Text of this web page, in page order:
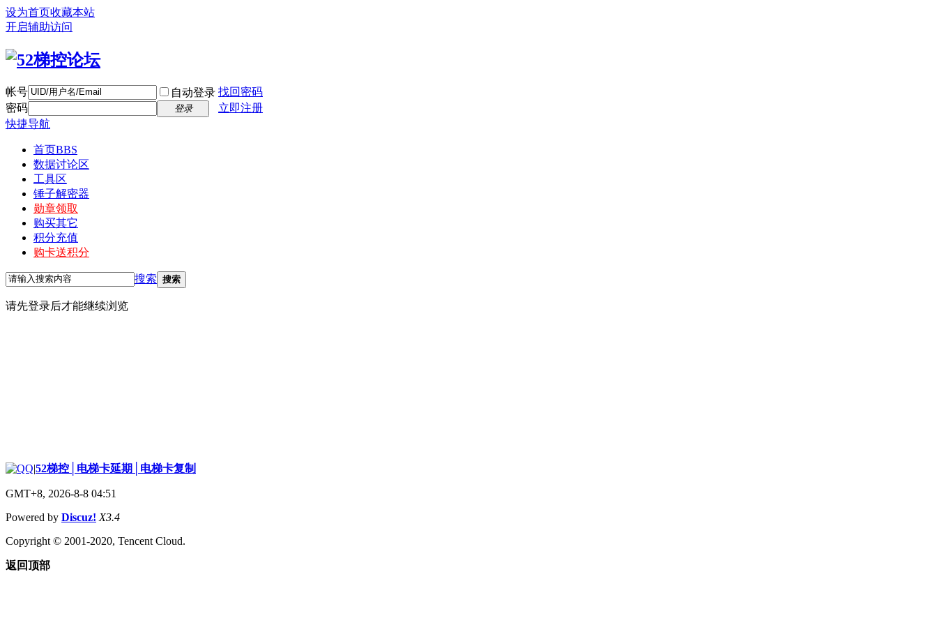
设为首页收藏本站
开启辅助访问
帐号 自动登录 找回密码
密码
登录
立即注册
快捷导航
首页BBS
数据讨论区
工具区
锤子解密器
勋章领取
购买其它
积分充值
购卡送积分
搜索 搜索
请先登录后才能继续浏览
|52梯控│电梯卡延期│电梯卡复制
GMT+8, 2026-8-8 04:51
Powered by Discuz! X3.4
Copyright © 2001-2020, Tencent Cloud.
返回顶部